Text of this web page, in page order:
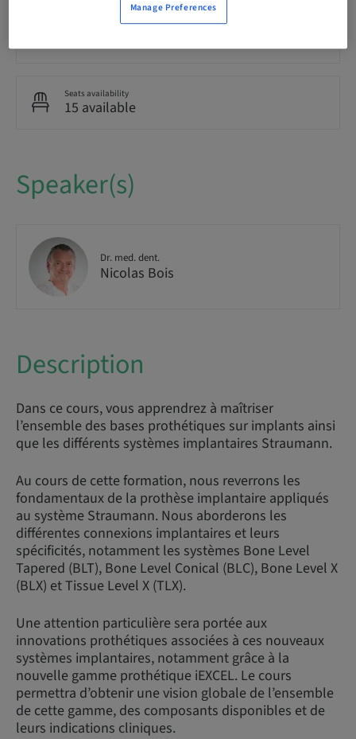
Seats availability
15 available
Speaker(s)
Dr. med. dent.
Nicolas Bois
Description
Dans ce cours, vous apprendrez à maîtriser
l’ensemble des bases prothétiques sur implants ainsi
que les différents systèmes implantaires Straumann.
Au cours de cette formation, nous reverrons les
fondamentaux de la prothèse implantaire appliqués
au système Straumann. Nous aborderons les
différentes connexions implantaires et leurs
spécificités, notamment les systèmes Bone Level
Tapered (BLT), Bone Level Conical (BLC), Bone Level X
(BLX) et Tissue Level X (TLX).
Une attention particulière sera portée aux
innovations prothétiques associées à ces nouveaux
systèmes implantaires, notamment grâce à la
nouvelle gamme prothétique iEXCEL. Le cours
permettra d’obtenir une vision globale de l’ensemble
de cette gamme, des composants disponibles et de
leurs indications cliniques.
Manage Preferences